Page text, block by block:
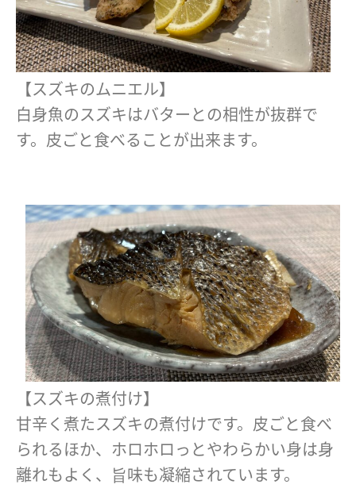
【スズキのムニエル】
白身魚のスズキはバターとの相性が抜群で
す。皮ごと食べることが出来ます。
【スズキの煮付け】
甘辛く煮たスズキの煮付けです。皮ごと食べ
られるほか、ホロホロっとやわらかい身は身
離れもよく、旨味も凝縮されています。